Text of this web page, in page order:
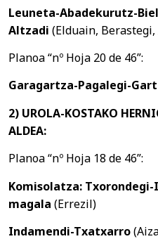
Leuneta-Abadekurutz-
Altzadi (Elduain,
Planoa “nº Hoja 20 de 46”:
Garagartza-Pagalegi-
2) UROLA-KOSTAKO
ALDEA:
Planoa “nº Hoja 18 de 46”:
Komisolatza:
magala (Errezil)
Indamendi-Txatxarro